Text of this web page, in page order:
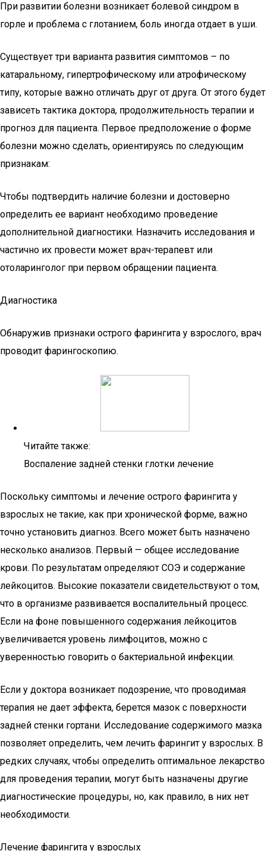
При развитии болезни возникает болевой синдром в
горле и проблема с глотанием, боль иногда отдает в уши.
Существует три варианта развития симптомов – по
катаральному, гипертрофическому или атрофическому
типу, которые важно отличать друг от друга. От этого будет
зависеть тактика доктора, продолжительность терапии и
прогноз для пациента. Первое предположение о форме
болезни можно сделать, ориентируясь по следующим
признакам:
Чтобы подтвердить наличие болезни и достоверно
определить ее вариант необходимо проведение
дополнительной диагностики. Назначить исследования и
частично их провести может врач-терапевт или
отоларинголог при первом обращении пациента.
Диагностика
Обнаружив признаки острого фарингита у взрослого, врач
проводит фарингоскопию.
Читайте также:
Воспаление задней стенки глотки лечение
Поскольку симптомы и лечение острого фарингита у
взрослых не такие, как при хронической форме, важно
точно установить диагноз. Всего может быть назначено
несколько анализов. Первый — общее исследование
крови. По результатам определяют СОЭ и содержание
лейкоцитов. Высокие показатели свидетельствуют о том,
что в организме развивается воспалительный процесс.
Если на фоне повышенного содержания лейкоцитов
увеличивается уровень лимфоцитов, можно с
уверенностью говорить о бактериальной инфекции.
Если у доктора возникает подозрение, что проводимая
терапия не дает эффекта, берется мазок с поверхности
задней стенки гортани. Исследование содержимого мазка
позволяет определить, чем лечить фарингит у взрослых. В
редких случаях, чтобы определить оптимальное лекарство
для проведения терапии, могут быть назначены другие
диагностические процедуры, но, как правило, в них нет
необходимости.
Лечение фарингита у взрослых